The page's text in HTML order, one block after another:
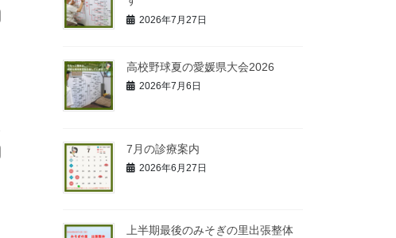
2026年7月27日
高校野球夏の愛媛県大会2026
2026年7月6日
7月の診療案内
2026年6月27日
上半期最後のみそぎの里出張整体